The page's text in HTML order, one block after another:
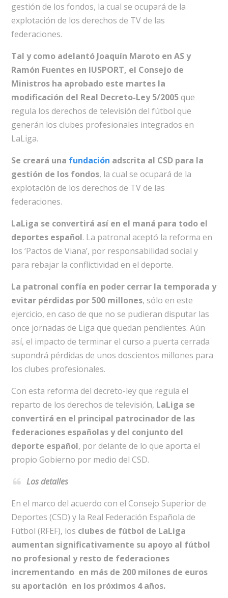
gestión de los fondos, la cual se ocupará de la
explotación de los derechos de TV de las
federaciones.
Tal y como adelantó Joaquín Maroto en AS y
Ramón Fuentes en IUSPORT, el Consejo de
Ministros ha aprobado este martes la
modificación del Real Decreto-Ley 5/2005que
regula los derechos de televisión del fútbol que
generán los clubes profesionales integrados en
LaLiga.
Se creará una fundación adscrita al CSD para la
gestión de los fondos, la cual se ocupará de la
explotación de los derechos de TV de las
federaciones.
LaLiga se convertirá así en el maná para todo el
deportes español. La patronal aceptó la reforma en
los ‘Pactos de Viana’, por responsabilidad social y
para rebajar la conflictividad en el deporte.
La patronal confía en poder cerrar la temporada y
evitar pérdidas por 500 millones, sólo en este
ejercicio, en caso de que no se pudieran disputar las
once jornadas de Liga que quedan pendientes. Aún
así, el impacto de terminar el curso a puerta cerrada
supondrá pérdidas de unos doscientos millones para
los clubes profesionales.
Con esta reforma del decreto-ley que regula el
reparto de los derechos de televisión, LaLiga se
convertirá en el principal patrocinador de las
federaciones españolas y del conjunto del
deporte español, por delante de lo que aporta el
propio Gobierno por medio del CSD.
Los detalles
En el marco del acuerdo con el Consejo Superior de
Deportes (CSD) y la Real Federación Española de
Fútbol (RFEF), los clubes de fútbol de LaLiga
aumentan significativamente su apoyo al fútbol
no profesional y resto de federaciones
incrementando en más de 200 milones de euros
su aportación en los próximos 4 años.